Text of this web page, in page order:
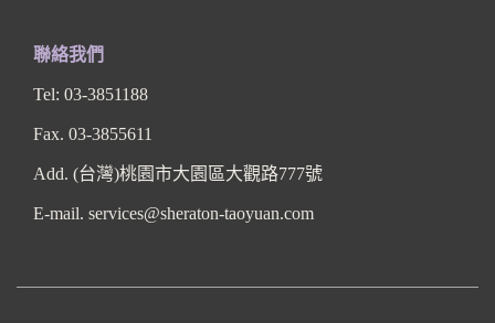
聯絡我們
Tel: 03-3851188
Fax. 03-3855611
Add. (台灣)桃園市大園區大觀路777號
E-mail. services@sheraton-taoyuan.com